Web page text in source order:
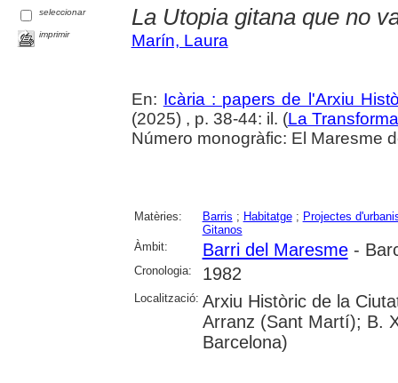
seleccionar
imprimir
La Utopia gitana que no
Marín, Laura
En: Icària : papers de l'Arxiu
(2025) , p. 38-44: il. (La
Número monogràfic: El Maresme
Matèries: Barris ; Habitatge; Projectes
Gitanos
Àmbit:
Barri del Maresme-
Cronologia: 1982
Localització: Arxiu Històric de la
Arranz (Sant Martí); B.
Barcelona)